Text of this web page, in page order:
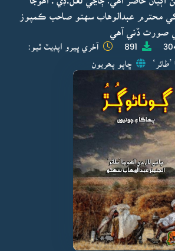
محترم عبدالوهاب سهتو صاحب ڪمپوز
صورت ڏني آهي
891 آخري ڀيرو اپڊيٽ ٿيو:
ڇاپو پھريون